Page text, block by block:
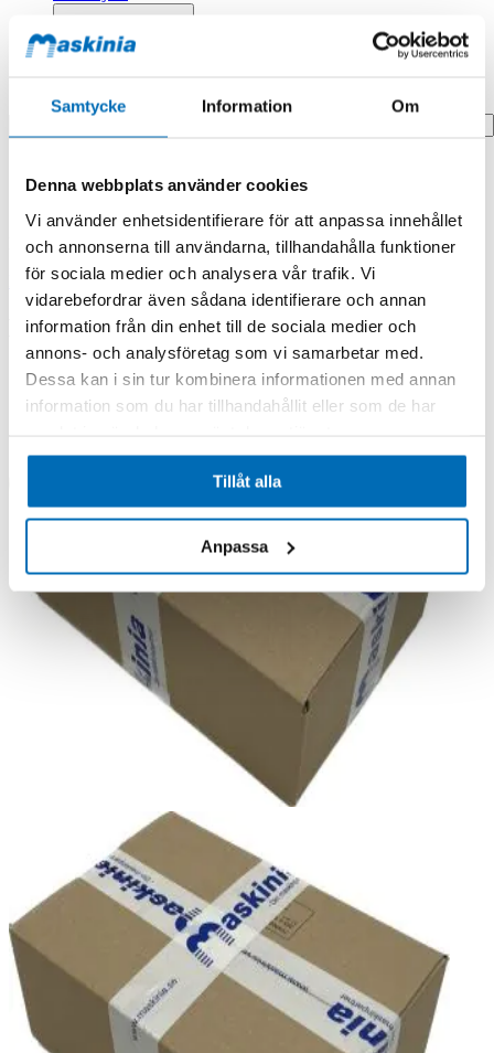
Samtycke Information Om
Denna webbplats använder cookies
Vi använder enhetsidentifierare för att anpassa innehållet
och annonserna till användarna, tillhandahålla funktioner
för sociala medier och analysera vår trafik. Vi
vidarebefordrar även sådana identifierare och annan
information från din enhet till de sociala medier och
annons- och analysföretag som vi samarbetar med.
Dessa kan i sin tur kombinera informationen med annan
information som du har tillhandahållit eller som de har
Tillåt alla
Anpassa
Search
Hem
Produkten finns i följande kategorier:
Rototilt
KABLAGE HYTT PROPPLUS 24V PON